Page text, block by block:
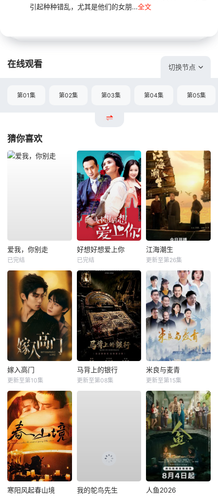
引起种种错乱，尤其是他们的女朋...全文
在线观看 切换节点
第01集 第02集 第03集 第04集 第05集
猜你喜欢
爱我，你别走
已完结
好想好想爱上你
已完结
江海潮生
更新至第26集
嫁入高门
更新至第10集
马背上的银行
更新至第08集
米良与麦青
更新至第15集
寒阳风起春山境 我的鸵鸟先生 人鱼2026